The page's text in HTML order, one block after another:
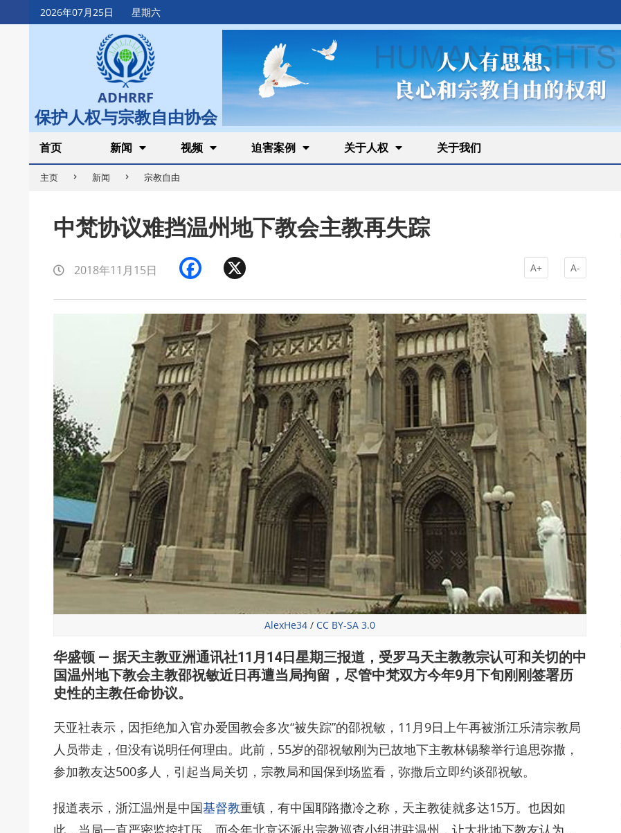
2026年07月25日 星期六
Skip
to
ADHRRF
保护人权与宗教自由协会
Secondary
Navigation
Menu
首页 新闻 视频 迫害案例 关于人权 关于我们
主页 新闻 宗教自由
中梵协议难挡温州地下教会主教再失踪
2018年11月15日 Facebook A+ A-
AlexHe34 / CC BY-SA 3.0
华盛顿 — 据天主教亚洲通讯社11月14日星期三报道，受罗马天主教教宗认可和关切的中
国温州地下教会主教邵祝敏近日再遭当局拘留，尽管中梵双方今年9月下旬刚刚签署历
史性的主教任命协议。
天亚社表示，因拒绝加入官办爱国教会多次“被失踪”的邵祝敏，11月9日上午再被浙江乐清宗教局
人员带走，但没有说明任何理由。此前，55岁的邵祝敏刚为已故地下主教林锡黎举行追思弥撒，
参加教友达500多人，引起当局关切，宗教局和国保到场监看，弥撒后立即约谈邵祝敏。
报道表示，浙江温州是中国基督教重镇，有中国耶路撒冷之称，天主教徒就多达15万。也因如
此，当局一直严密监控打压。而今年北京还派出宗教巡查小组进驻温州，让大批地下教友认为，